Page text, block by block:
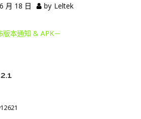
版本通知 & APK－
月 18 日 by Leltek